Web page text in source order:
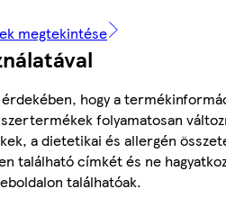
megtekintése
hogy a
folyamatosan
a dietetikai és allergén
található címkét és ne
találhatóak.